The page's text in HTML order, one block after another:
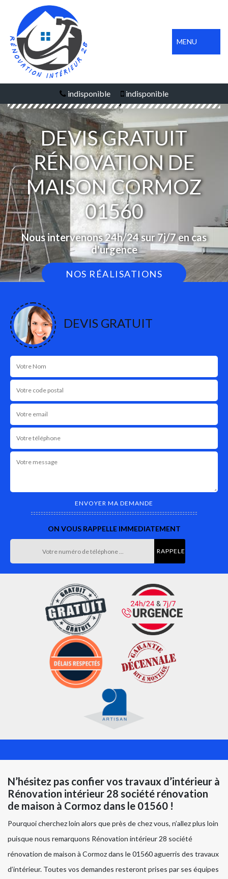
MENU
indisponible indisponible
DEVIS GRATUIT
RÉNOVATION DE
MAISON CORMOZ
01560
Nous intervenons 24h/24 sur 7j/7 en cas
d'urgence
NOS RÉALISATIONS
DEVIS GRATUIT
ON VOUS RAPPELLE IMMEDIATEMENT
N’hésitez pas confier vos travaux d’intérieur à
Rénovation intérieur 28 société rénovation
de maison à Cormoz dans le 01560 !
Pourquoi cherchez loin alors que près de chez vous, n’allez plus loin
puisque nous remarquons Rénovation intérieur 28 société
rénovation de maison à Cormoz dans le 01560 aguerris des travaux
d’intérieur. Toutes vos demandes resteront prises par ses équipes